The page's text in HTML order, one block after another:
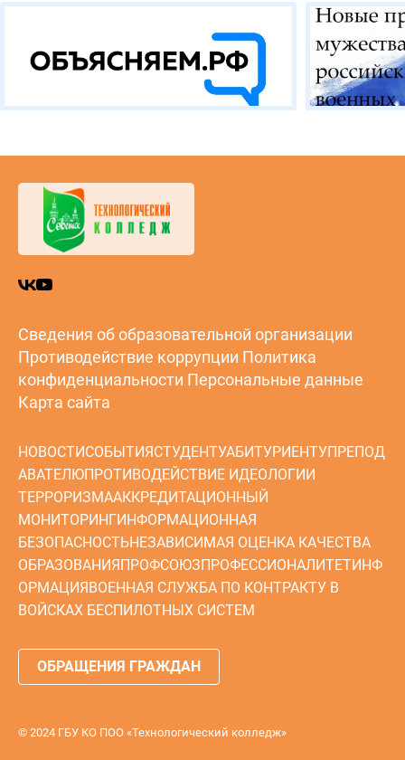
Сведения об образовательной организации
Противодействие коррупции Политика
конфиденциальности Персональные данные
Карта сайта
НОВОСТИСОБЫТИЯСТУДЕНТУАБИТУРИЕНТУПРЕПОД
АВАТЕЛЮПРОТИВОДЕЙСТВИЕ ИДЕОЛОГИИ
ТЕРРОРИЗМААККРЕДИТАЦИОННЫЙ
МОНИТОРИНГИНФОРМАЦИОННАЯ
БЕЗОПАСНОСТЬНЕЗАВИСИМАЯ ОЦЕНКА КАЧЕСТВА
ОБРАЗОВАНИЯПРОФСОЮЗПРОФЕССИОНАЛИТЕТИНФ
ОРМАЦИЯВОЕННАЯ СЛУЖБА ПО КОНТРАКТУ В
ВОЙСКАХ БЕСПИЛОТНЫХ СИСТЕМ
ОБРАЩЕНИЯ ГРАЖДАН
© 2024 ГБУ КО ПОО «Технологический колледж»